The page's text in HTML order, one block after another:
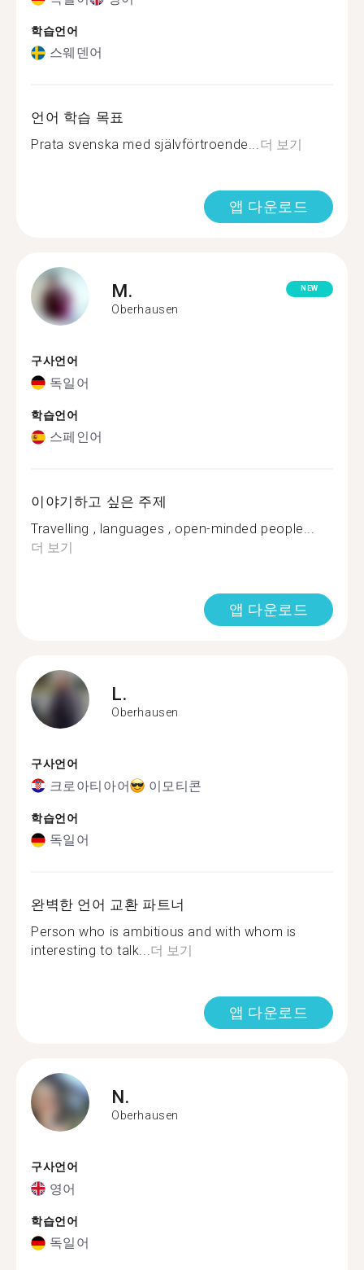
학습언어
스웨덴어
언어 학습 목표
Prata svenska med självförtroende...더 보기
앱 다운로드
M.
Oberhausen
NEW
구사언어
독일어
학습언어
스페인어
이야기하고 싶은 주제
Travelling , languages , open-minded people...
더 보기
앱 다운로드
L.
Oberhausen
구사언어
크로아티아어 이모티콘
학습언어
독일어
완벽한 언어 교환 파트너
Person who is ambitious and with whom is
interesting to talk...더 보기
앱 다운로드
N.
Oberhausen
구사언어
영어
학습언어
독일어